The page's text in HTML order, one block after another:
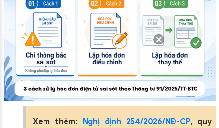
Xem thêm: Nghị định 254/2026/NĐ-CP, quy